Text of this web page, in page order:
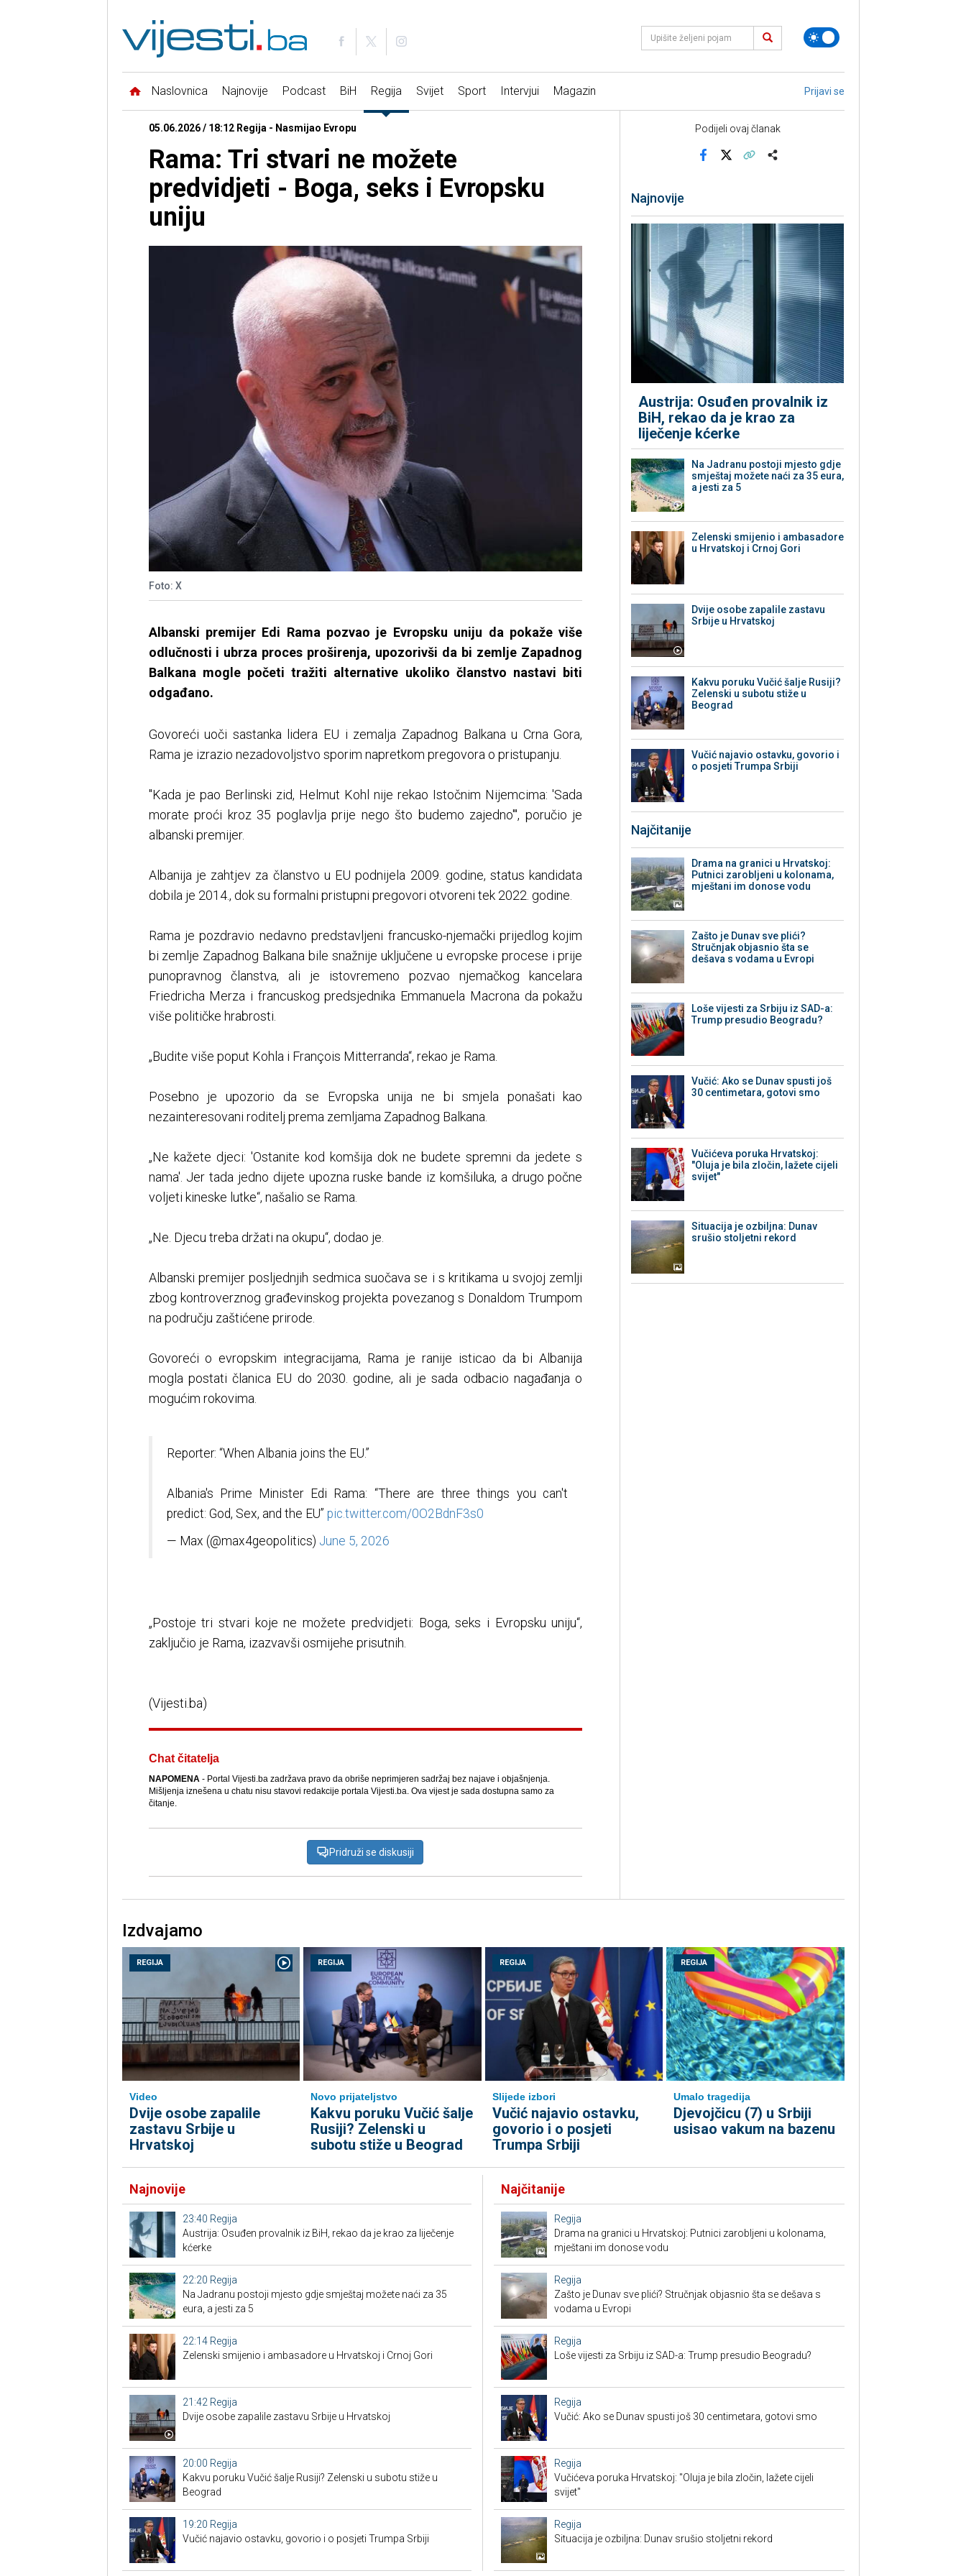
Naslovnica Najnovije Podcast BiH Regija Svijet Sport Intervjui Magazin Prijavi se
05.06.2026 / 18:12 Regija - Nasmijao Evropu
Rama: Tri stvari ne možete
predvidjeti - Boga, seks i Evropsku
uniju
Foto: X
Albanski premijer Edi Rama pozvao je Evropsku uniju da pokaže više
odlučnosti i ubrza proces proširenja, upozorivši da bi zemlje Zapadnog
Balkana mogle početi tražiti alternative ukoliko članstvo nastavi biti
odgađano.
Govoreći uoči sastanka lidera EU i zemalja Zapadnog Balkana u Crna Gora,
Rama je izrazio nezadovoljstvo sporim napretkom pregovora o pristupanju.
"Kada je pao Berlinski zid, Helmut Kohl nije rekao Istočnim Nijemcima: 'Sada
morate proći kroz 35 poglavlja prije nego što budemo zajedno'", poručio je
albanski premijer.
Albanija je zahtjev za članstvo u EU podnijela 2009. godine, status kandidata
dobila je 2014., dok su formalni pristupni pregovori otvoreni tek 2022. godine.
Rama je pozdravio nedavno predstavljeni francusko-njemački prijedlog kojim
bi zemlje Zapadnog Balkana bile snažnije uključene u evropske procese i prije
punopravnog članstva, ali je istovremeno pozvao njemačkog kancelara
Friedricha Merza i francuskog predsjednika Emmanuela Macrona da pokažu
više političke hrabrosti.
„Budite više poput Kohla i François Mitterranda“, rekao je Rama.
Posebno je upozorio da se Evropska unija ne bi smjela ponašati kao
nezainteresovani roditelj prema zemljama Zapadnog Balkana.
„Ne kažete djeci: 'Ostanite kod komšija dok ne budete spremni da jedete s
nama'. Jer tada jedno dijete upozna ruske bande iz komšiluka, a drugo počne
voljeti kineske lutke“, našalio se Rama.
„Ne. Djecu treba držati na okupu“, dodao je.
Albanski premijer posljednjih sedmica suočava se i s kritikama u svojoj zemlji
zbog kontroverznog građevinskog projekta povezanog s Donaldom Trumpom
na području zaštićene prirode.
Govoreći o evropskim integracijama, Rama je ranije isticao da bi Albanija
mogla postati članica EU do 2030. godine, ali je sada odbacio nagađanja o
mogućim rokovima.
Reporter: “When Albania joins the EU.”
Albania's Prime Minister Edi Rama: “There are three things you can't
predict: God, Sex, and the EU” pic.twitter.com/0O2BdnF3s0
— Max (@max4geopolitics) June 5, 2026
„Postoje tri stvari koje ne možete predvidjeti: Boga, seks i Evropsku uniju“,
zaključio je Rama, izazvavši osmijehe prisutnih.
(Vijesti.ba)
Chat čitatelja
NAPOMENA- Portal Vijesti.ba zadržava pravo da obriše neprimjeren sadržaj bez najave i objašnjenja.
Mišljenja iznešena u chatu nisu stavovi redakcije portala Vijesti.ba. Ova vijest je sada dostupna samo za
čitanje.
Pridruži se diskusiji
Podijeli ovaj članak
Najnovije
Austrija: Osuđen provalnik iz
BiH, rekao da je krao za
liječenje kćerke
Na Jadranu postoji mjesto gdje
smještaj možete naći za 35 eura,
a jesti za 5
Zelenski smijenio i ambasadore
u Hrvatskoj i Crnoj Gori
Dvije osobe zapalile zastavu
Srbije u Hrvatskoj
Kakvu poruku Vučić šalje Rusiji?
Zelenski u subotu stiže u
Beograd
Vučić najavio ostavku, govorio i
o posjeti Trumpa Srbiji
Najčitanije
Drama na granici u Hrvatskoj:
Putnici zarobljeni u kolonama,
mještani im donose vodu
Zašto je Dunav sve plići?
Stručnjak objasnio šta se
dešava s vodama u Evropi
Loše vijesti za Srbiju iz SAD-a:
Trump presudio Beogradu?
Vučić: Ako se Dunav spusti još
30 centimetara, gotovi smo
Vučićeva poruka Hrvatskoj:
"Oluja je bila zločin, lažete cijeli
svijet"
Situacija je ozbiljna: Dunav
srušio stoljetni rekord
Izdvajamo
REGIJA
Video
Dvije osobe zapalile
zastavu Srbije u
Hrvatskoj
REGIJA
Novo prijateljstvo
Kakvu poruku Vučić šalje
Rusiji? Zelenski u
subotu stiže u Beograd
REGIJA
Slijede izbori
Vučić najavio ostavku,
govorio i o posjeti
Trumpa Srbiji
REGIJA
Umalo tragedija
Djevojčicu (7) u Srbiji
usisao vakum na bazenu
Najnovije
23:40 Regija
Austrija: Osuđen provalnik iz BiH, rekao da je krao za liječenje
kćerke
22:20 Regija
Na Jadranu postoji mjesto gdje smještaj možete naći za 35
eura, a jesti za 5
22:14 Regija
Zelenski smijenio i ambasadore u Hrvatskoj i Crnoj Gori
21:42 Regija
Dvije osobe zapalile zastavu Srbije u Hrvatskoj
20:00 Regija
Kakvu poruku Vučić šalje Rusiji? Zelenski u subotu stiže u
Beograd
19:20 Regija
Vučić najavio ostavku, govorio i o posjeti Trumpa Srbiji
Najčitanije
Regija
Drama na granici u Hrvatskoj: Putnici zarobljeni u kolonama,
mještani im donose vodu
Regija
Zašto je Dunav sve plići? Stručnjak objasnio šta se dešava s
vodama u Evropi
Regija
Loše vijesti za Srbiju iz SAD-a: Trump presudio Beogradu?
Regija
Vučić: Ako se Dunav spusti još 30 centimetara, gotovi smo
Regija
Vučićeva poruka Hrvatskoj: "Oluja je bila zločin, lažete cijeli
svijet"
Regija
Situacija je ozbiljna: Dunav srušio stoljetni rekord